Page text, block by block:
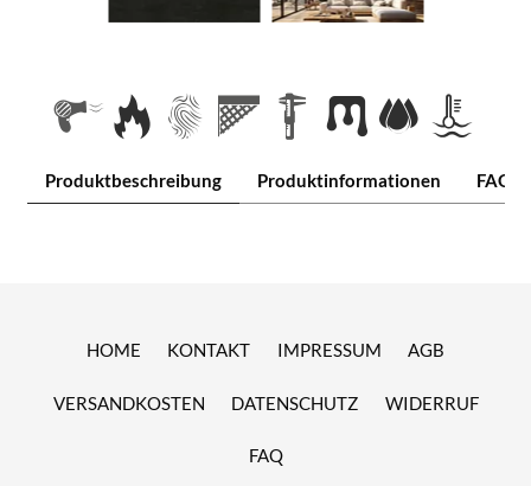
Produktbeschreibung Produktinformationen FAQ
HOME KONTAKT IMPRESSUM AGB
VERSANDKOSTEN DATENSCHUTZ WIDERRUF
FAQ